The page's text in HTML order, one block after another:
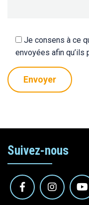
Je consens à ce
envoyées afin qu’ils
Suivez-nous